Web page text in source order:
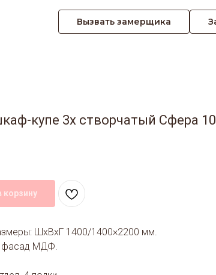
Вызвать замерщика
купе 3х створчатый Сфера 10
корзину
ШхВхГ 1400/1400×2200 мм.
фасад МДФ.